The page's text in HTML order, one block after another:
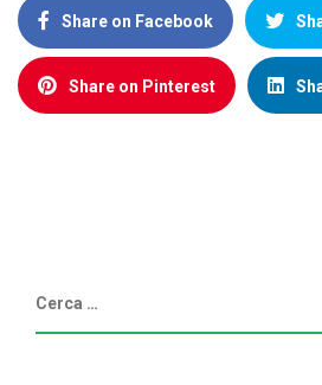
Share on Facebook
Share on Pinterest